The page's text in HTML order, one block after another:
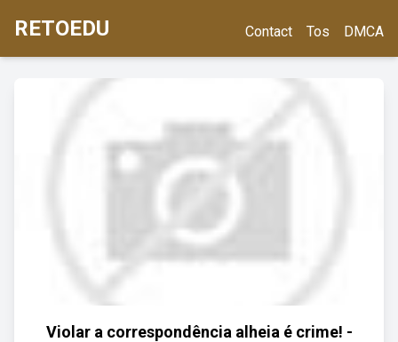
RETOEDU Contact Tos DMCA
Violar a correspondência alheia é crime! -